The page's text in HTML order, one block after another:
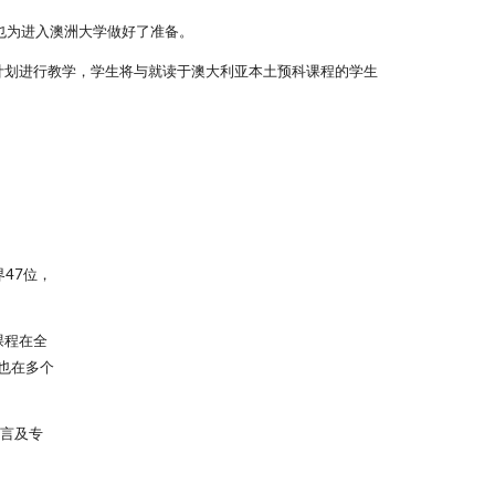
进入澳洲大学做好了准备。
进行教学，学生将与就读于澳大利亚本土预科课程的学生
位，
程在全
在多个
及专